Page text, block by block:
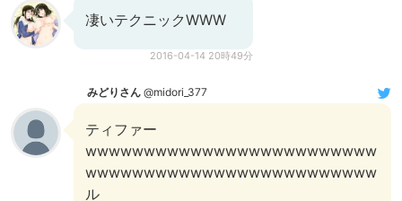
凄いテクニックWWW
2016-04-14 20時49分
みどりさん @midori_377
ティファー
wwwwwwwwwwwwwwwwwwwwwwwww
wwwwwwwwwwwwwwwwwwwwwwwww
ル